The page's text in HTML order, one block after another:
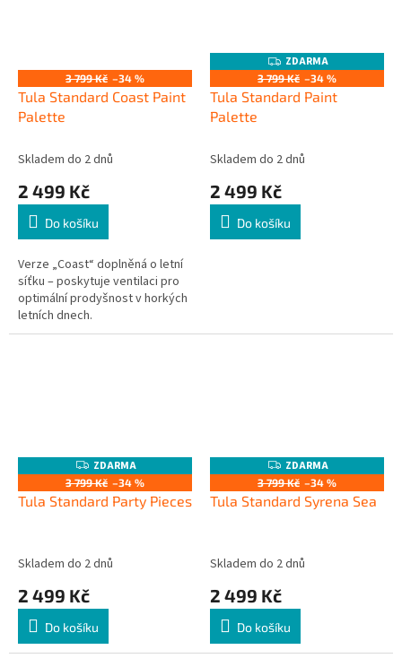
3 799 Kč –34 %
Tula Standard Coast Paint
Palette
Skladem do 2 dnů
2 499 Kč
Do košíku
Verze „Coast“ doplněná o letní
síťku – poskytuje ventilaci pro
optimální prodyšnost v horkých
letních dnech.
Z
D
A
R
ZDARMA
3 799 Kč –34 %
Tula Standard Paint
Palette
Skladem do 2 dnů
2 499 Kč
Do košíku
Z
D
A
R
ZDARMA
3 799 Kč –34 %
Tula Standard Party Pieces
Skladem do 2 dnů
2 499 Kč
Do košíku
Z
D
A
R
ZDARMA
3 799 Kč –34 %
Tula Standard Syrena Sea
Skladem do 2 dnů
2 499 Kč
Do košíku